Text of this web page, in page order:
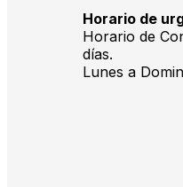
Horario de
Horario de
días.
Lunes a